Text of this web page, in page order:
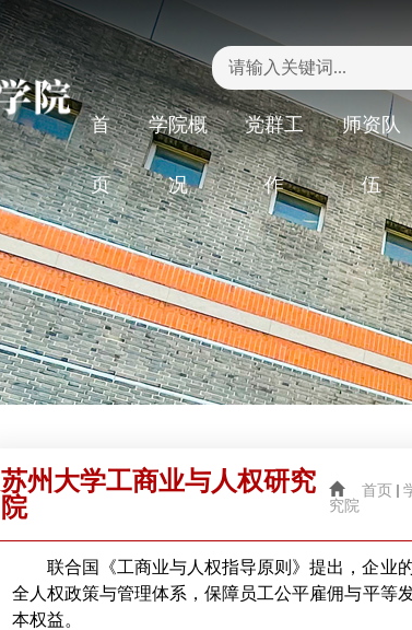
首
页
学院概
况
党群工
作
师资队
伍
苏州大学工商业与人权研究
院
首页
究院
联合国《工商业与人权指导原则》提出，企业
全人权政策与管理体系，保障员工公平雇佣与平等
本权益。